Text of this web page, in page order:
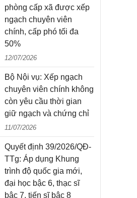
phòng cấp xã được xếp
ngạch chuyên viên
chính, cấp phó tối đa
50%
12/07/2026
Bộ Nội vụ: Xếp ngạch
chuyên viên chính không
còn yêu cầu thời gian
giữ ngạch và chứng chỉ
11/07/2026
Quyết định 39/2026/QĐ-
TTg: Áp dụng Khung
trình độ quốc gia mới,
đại học bậc 6, thạc sĩ
bậc 7, tiến sĩ bậc 8